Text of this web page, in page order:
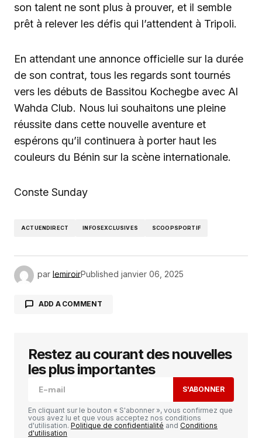
son talent ne sont plus à prouver, et il semble
prêt à relever les défis qui l’attendent à Tripoli.
En attendant une annonce officielle sur la durée
de son contrat, tous les regards sont tournés
vers les débuts de Bassitou Kochegbe avec Al
Wahda Club. Nous lui souhaitons une pleine
réussite dans cette nouvelle aventure et
espérons qu’il continuera à porter haut les
couleurs du Bénin sur la scène internationale.
Conste Sunday
ACTUENDIRECT INFOSEXCLUSIVES SCOOPSPORTIF
par lemiroirPublished janvier 06, 2025
ADD A COMMENT
Votre adresse e-mail ne sera pas publiée. Les
champs obligatoires sont indiqués avec
Restez au courant des nouvelles
les plus importantes
S'ABONNER
En cliquant sur le bouton « S'abonner », vous confirmez que
vous avez lu et que vous acceptez nos conditions
d'utilisation. Politique de confidentialité and Conditions
d'utilisation